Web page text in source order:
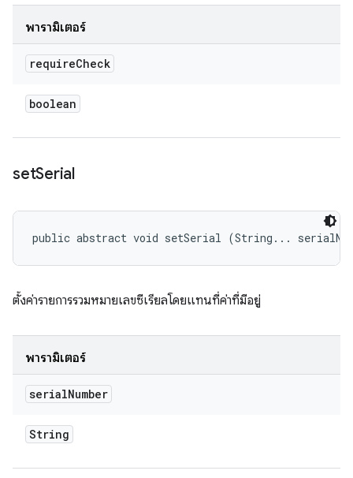
พารามิเตอร์
requireCheck
boolean
setSerial
public abstract void setSerial (String...
ตั้งค่ารายการรวมหมายเลขซีเรียลโดยแทนที่ค่าที่มีอยู่
พารามิเตอร์
serialNumber
String